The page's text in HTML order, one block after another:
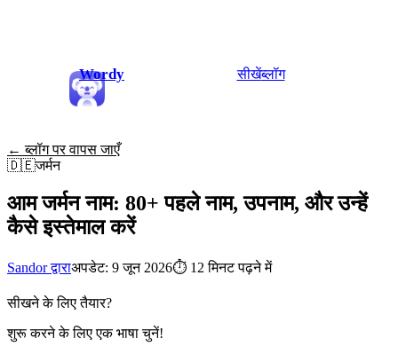
Wordy सीखेंब्लॉग
← ब्लॉग पर वापस जाएँ
🇩🇪जर्मन
आम जर्मन नाम: 80+ पहले नाम, उपनाम, और उन्हें
कैसे इस्तेमाल करें
Sandor द्वाराअपडेट: 9 जून 2026⏱ 12 मिनट पढ़ने में
सीखने के लिए तैयार?
शुरू करने के लिए एक भाषा चुनें!